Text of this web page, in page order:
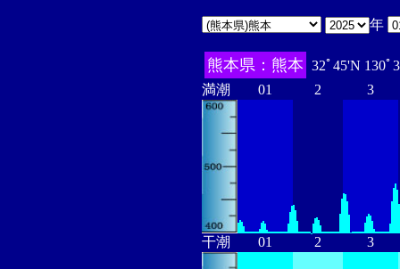
年
熊本県：熊本 32ﾟ45'N 130ﾟ
満潮
01 2 3
干潮 01 2 3